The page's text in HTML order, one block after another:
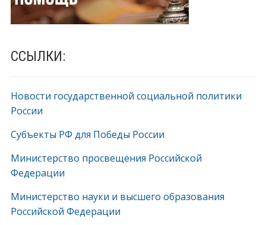
ССЫЛКИ:
Новости государственной социальной политики
России
Субъекты РФ для Победы России
Министерство просвещения Российской
Федерации
Министерство науки и высшего образования
Российской Федерации